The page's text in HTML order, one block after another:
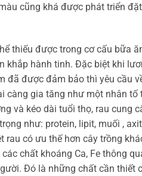
cũng khá được phát triển đặt
thiếu được trong cơ cấu bữa
khắp hành tinh. Đặc biệt khi
đã được đảm bảo thì yêu cầu
càng gia tăng như một nhân tố
và kéo dài tuổi thọ, rau cung
như: protein, lipit, muối , axit
rau có ưu thế hơn cây trồng
các chất khoáng Ca, Fe thông
Đó là những chất cần thiết